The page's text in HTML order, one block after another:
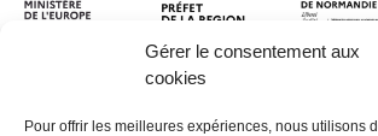
Gérer le consentement aux
cookies
Pour offrir les meilleures expériences, nous utilisons